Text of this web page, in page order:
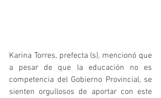
Karina Torres, prefecta (s), mencionó que
a pesar de que la educación no es
competencia del Gobierno Provincial, se
sienten orgullosos de aportar con este